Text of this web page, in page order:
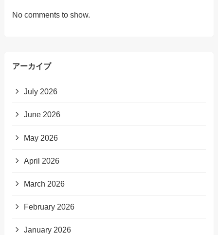
No comments to show.
アーカイブ
July 2026
June 2026
May 2026
April 2026
March 2026
February 2026
January 2026